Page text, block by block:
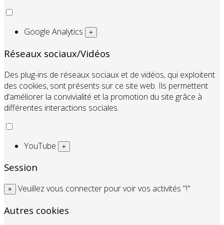
Google Analytics +
Réseaux sociaux/Vidéos
Des plug-ins de réseaux sociaux et de vidéos, qui exploitent
des cookies, sont présents sur ce site web. Ils permettent
d’améliorer la convivialité et la promotion du site grâce à
différentes interactions sociales.
YouTube +
Session
× Veuillez vous connecter pour voir vos activités "!"
Autres cookies